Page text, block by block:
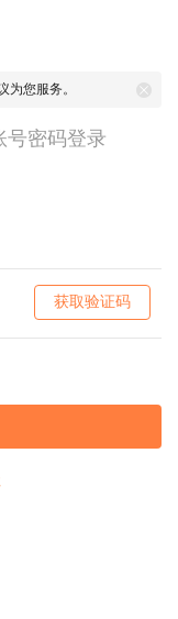
为您服务。
号密码登录
获取验证码